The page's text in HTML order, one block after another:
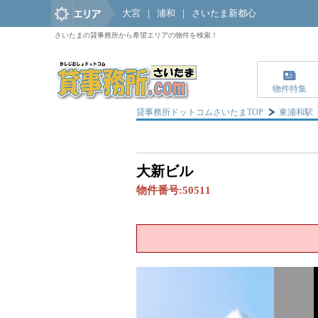
大宮 浦和 さいたま新都心
さいたまの貸事務所から希望エリアの物件を検索！
物件特集
貸事務所ドットコムさいたまTOP 東浦和駅
大新ビル
物件番号:50511